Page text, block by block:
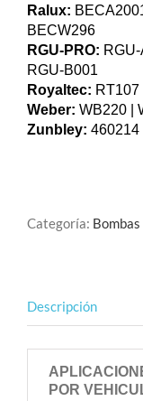
Ralux:
BECW296
RGU-PRO:
RGU-B001
Royaltec:
Weber: WB220 |
Zunbley: 460214
Categoría:
Descripción
POR